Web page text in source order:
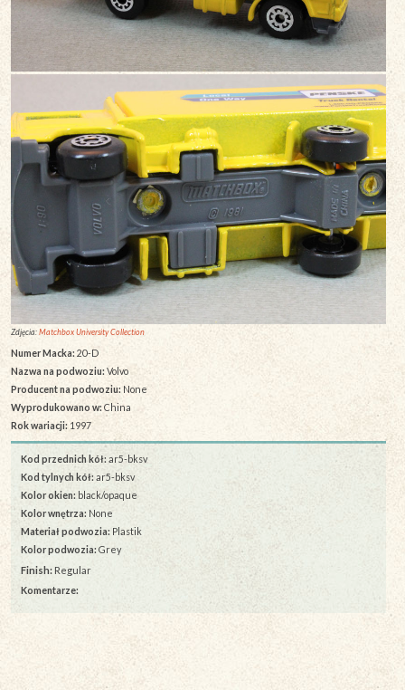
Zdjęcia:Matchbox University Collection
Numer Macka: 20-D
Nazwa na podwoziu:Volvo
Producent na podwoziu: None
Wyprodukowano w: China
Rok wariacji:1997
Kod przednich kół: ar5-bksv
Kod tylnych kół:ar5-bksv
Kolor okien: black/opaque
Kolor wnętrza: None
Materiał podwozia: Plastik
Kolor podwozia: Grey
Finish: Regular
Komentarze: